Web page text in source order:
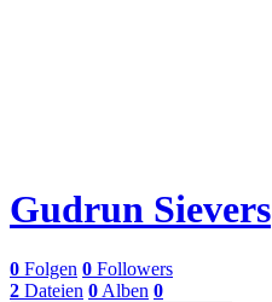
Gudrun Sievers
0 Folgen 0 Followers
2 Dateien 0 Alben 0